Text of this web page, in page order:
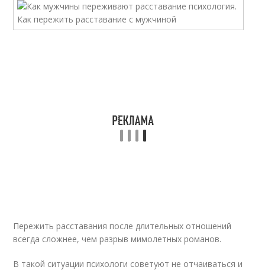
Пережить расставания после длительных отношений
всегда сложнее, чем разрыв мимолетных романов.
В такой ситуации психологи советуют не отчаиваться и